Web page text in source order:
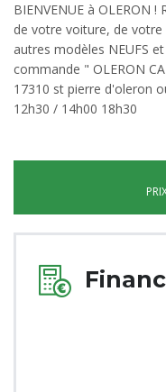
BIENVENUE à OLERON
de votre voiture, de
autres modèles NEUFS
commande " OLERON
17310 st pierre d'oleron
12h30 / 14h00 18h30